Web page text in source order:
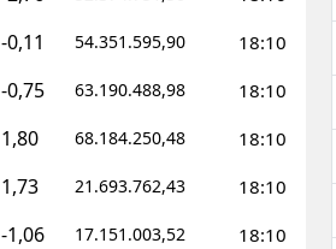
-0,11 54.351.595,90 18:10
-0,75 63.190.488,98 18:10
1,80 68.184.250,48 18:10
1,73 21.693.762,43 18:10
-1,06 17.151.003,52 18:10